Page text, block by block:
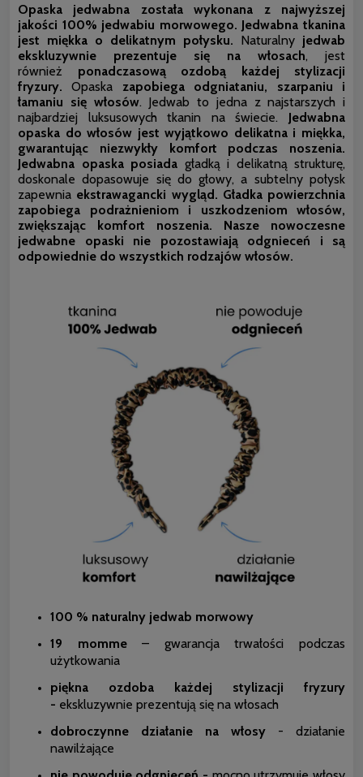
Opaska jedwabna została wykonana
z najwyższej
jakości 100% jedwabiu morwowego. Jedwabna tkanina
jest miękka o delikatnym połysku. Naturalny jedwab
ekskluzywnie prezentuje się na włosach, jest
również ponadczasową ozdobą każdej stylizacji
fryzury. Opaska zapobiega odgniataniu, szarpaniu i
łamaniu się włosów. Jedwab to jedna z najstarszych i
najbardziej luksusowych tkanin na świecie. Jedwabna
opaska do włosów jest wyjątkowo delikatna i miękka,
gwarantując niezwykły komfort podczas noszenia.
Jedwabna opaska posiada gładką i delikatną strukturę,
doskonale dopasowuje się do głowy, a subtelny połysk
zapewnia ekstrawagancki wygląd. Gładka powierzchnia
zapobiega podrażnieniom i uszkodzeniom włosów,
zwiększając komfort noszenia.
Nasze nowoczesne
jedwabne opaski nie pozostawiają odgnieceń i są
odpowiednie do wszystkich rodzajów włosów.
100 % naturalny jedwab morwowy
19 momme– gwarancja trwałości podczas
użytkowania
piękna ozdoba każdej stylizacji fryzury
- ekskluzywnie prezentują się na włosach
dobroczynne działanie na włosy - działanie
nawilżające